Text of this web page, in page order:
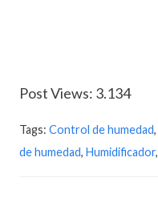
Post Views: 3.134
Tags: Control de humedad,
de humedad, Humidificador,